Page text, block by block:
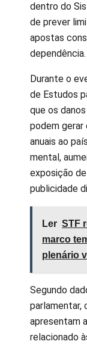
dentro do
de prever
apostas
dependência.
Durante o
de Estudos
que os
podem gerar
anuais ao
mental,
exposição
publicidade
Ler STF
marco
plenário
Segundo
parlamentar,
apresentam
relacionado